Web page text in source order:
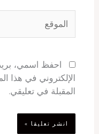
احفظ اسمي،
الإلكتروني في هذا
المقبلة في تعليقي.